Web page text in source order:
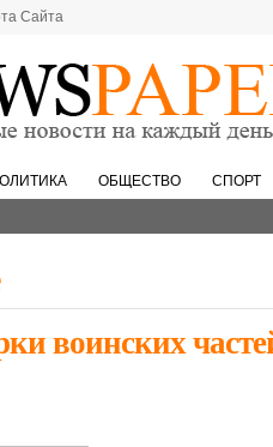
Сайта
ОБЩЕСТВО СПОРТ
воинских